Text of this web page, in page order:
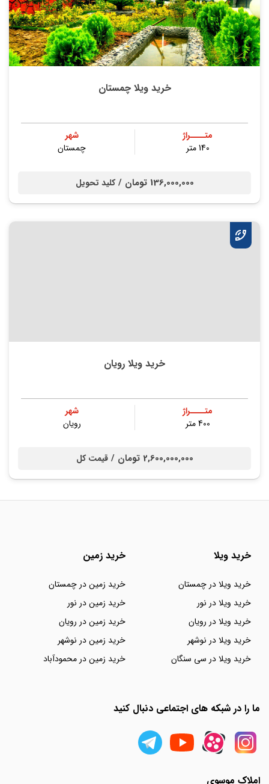
خرید ویلا چمستان
متــــراژ
140 متر
شهر
چمستان
136,000,000 تومان / کلید تحویل
خرید ویلا رویان
متــــراژ
400 متر
شهر
رویان
2,600,000,000 تومان / قیمت کل
خرید ویلا
خرید ویلا در چمستان
خرید ویلا در نور
خرید ویلا در رویان
خرید ویلا در نوشهر
خرید ویلا در سی سنگان
خرید زمین
خرید زمین در چمستان
خرید زمین در نور
خرید زمین در رویان
خرید زمین در نوشهر
خرید زمین در محمودآباد
ما را در شبکه های اجتماعی دنبال کنید
املاک موسوی